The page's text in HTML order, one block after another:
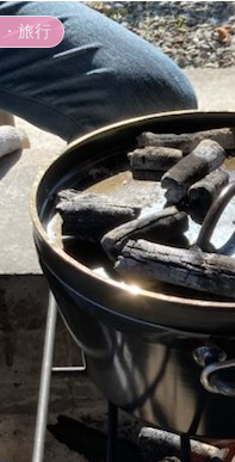
旅行